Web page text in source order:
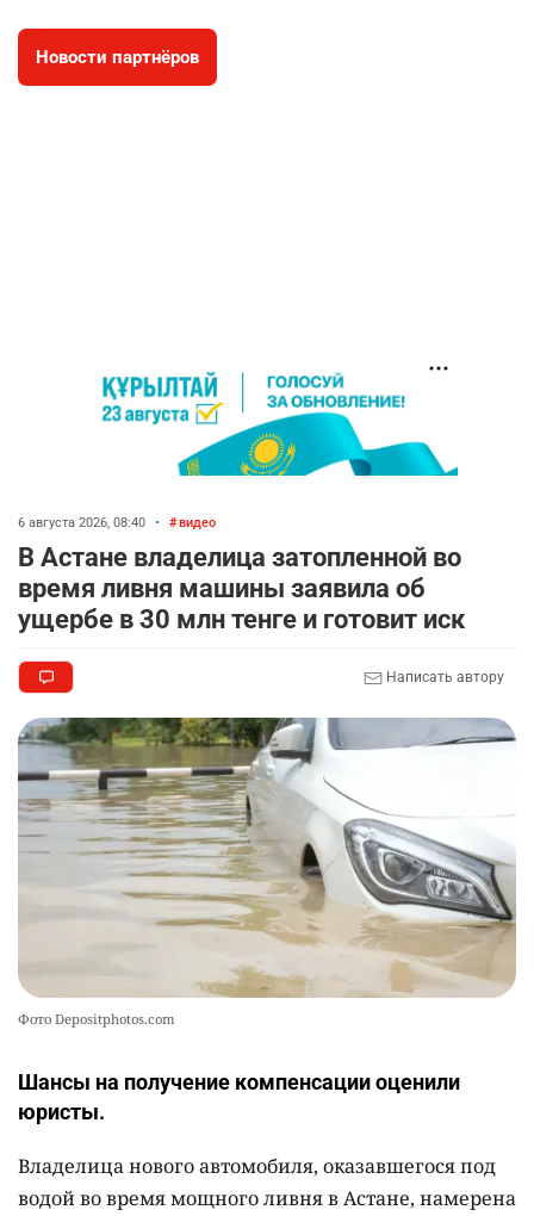
🇫🇷 Клуб ПСЖ объявил об открытии своей
футбольной академии в Астане
🐏 Скота больше, а мясо дороже. Почему в
Казахстане продолжают расти цены на
баранину и конину
8
🗣 620 человек освободили из колоний по
амнистии
2340 3 18
9
2333 7 72
10
🎬 Умер известный казахстанский
кинорежиссёр Ардак Амиркулов
2314 0 50
Новости партнёров
6 августа 2026, 08:40 • видео
В Астане владелица затопленной во
время ливня машины заявила об
ущербе в 30 млн тенге и готовит иск
Написать автору
Фото Depositphotos.com
Шансы на получение компенсации оценили
юристы.
Владелица нового автомобиля, оказавшегося под
водой во время мощного ливня в Астане, намерена